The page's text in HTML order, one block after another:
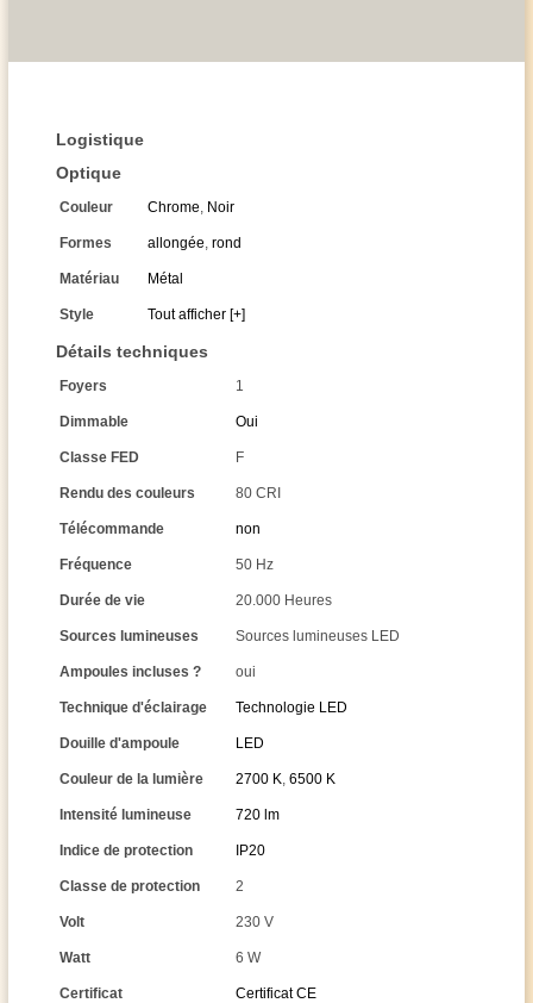
Logistique
Optique
Couleur Chrome, Noir
Formes allongée, rond
Matériau Métal
Style Tout afficher [+]
Détails techniques
Foyers 1
Dimmable Oui
Classe FED F
Rendu des couleurs 80 CRI
Télécommande non
Fréquence 50 Hz
Durée de vie 20.000 Heures
Sources lumineuses Sources lumineuses LED
Ampoules incluses ? oui
Technique d'éclairage Technologie LED
Douille d'ampoule LED
Couleur de la lumière 2700 K, 6500 K
Intensité lumineuse 720 lm
Indice de protection IP20
Classe de protection 2
Volt 230 V
Watt 6 W
Certificat Certificat CE